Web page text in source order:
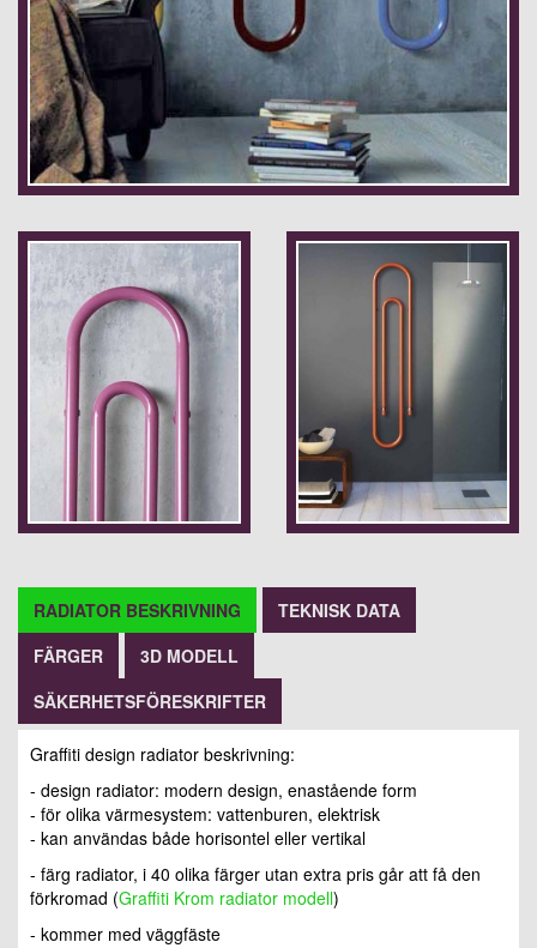
RADIATOR BESKRIVNING
TEKNISK DATA
FÄRGER
3D MODELL
SÄKERHETSFÖRESKRIFTER
Graffiti design radiator beskrivning:
- design radiator: modern design, enastående form
- för olika värmesystem: vattenburen, elektrisk
- kan användas både horisontel eller vertikal
- färg radiator, i 40 olika färger utan extra pris går att få den
förkromad (Graffiti Krom radiator modell)
- kommer med väggfäste